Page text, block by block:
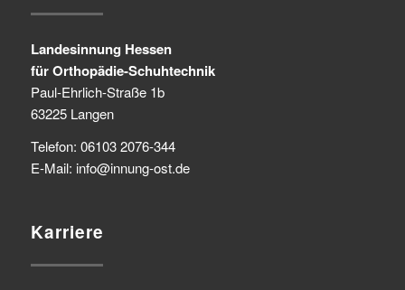
Landesinnung Hessen
für Orthopädie-Schuhtechnik
Paul-Ehrlich-Straße 1b
63225 Langen
Telefon: 06103 2076-344
E-Mail: info@innung-ost.de
Karriere